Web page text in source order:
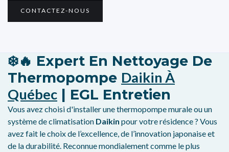
CONTACTEZ-NOUS
❄️🔥 Expert En Nettoyage De
Thermopompe Daikin À
Québec | EGL Entretien
Vous avez choisi d'installer une thermopompe murale ou un
système de climatisation Daikin pour votre résidence ? Vous
avez fait le choix de l’excellence, de l’innovation japonaise et
de la durabilité. Reconnue mondialement comme le plus